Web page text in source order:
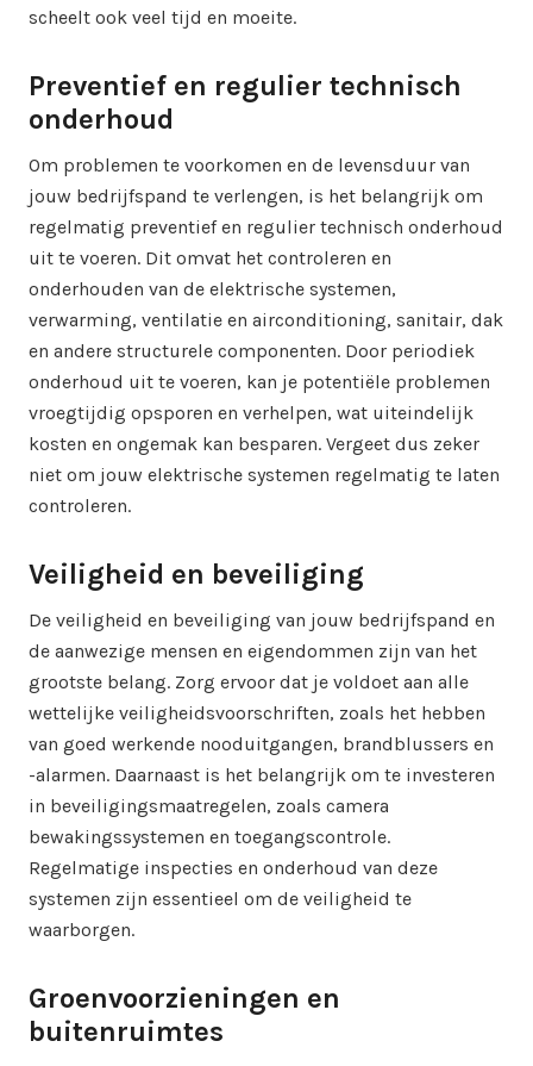
scheelt ook veel tijd en moeite.
Preventief en regulier technisch
onderhoud
Om problemen te voorkomen en de levensduur van
jouw bedrijfspand te verlengen, is het belangrijk om
regelmatig preventief en regulier technisch onderhoud
uit te voeren. Dit omvat het controleren en
onderhouden van de elektrische systemen,
verwarming, ventilatie en airconditioning, sanitair, dak
en andere structurele componenten. Door periodiek
onderhoud uit te voeren, kan je potentiële problemen
vroegtijdig opsporen en verhelpen, wat uiteindelijk
kosten en ongemak kan besparen. Vergeet dus zeker
niet om jouw elektrische systemen regelmatig te laten
controleren.
Veiligheid en beveiliging
De veiligheid en beveiliging van jouw bedrijfspand en
de aanwezige mensen en eigendommen zijn van het
grootste belang. Zorg ervoor dat je voldoet aan alle
wettelijke veiligheidsvoorschriften, zoals het hebben
van goed werkende nooduitgangen, brandblussers en
-alarmen. Daarnaast is het belangrijk om te investeren
in beveiligingsmaatregelen, zoals camera
bewakingssystemen en toegangscontrole.
Regelmatige inspecties en onderhoud van deze
systemen zijn essentieel om de veiligheid te
waarborgen.
Groenvoorzieningen en
buitenruimtes